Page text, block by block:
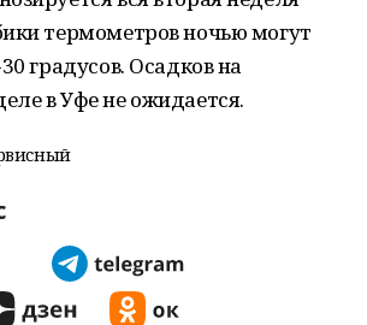
термометров ночью могут
градусов. Осадков на
в Уфе не ожидается.